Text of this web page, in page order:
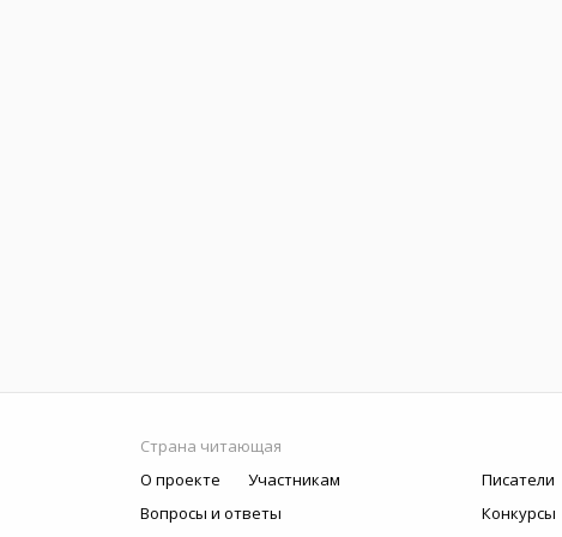
Страна читающая
О проекте
Участникам
Вопросы и ответы
Писатели
Конкурсы